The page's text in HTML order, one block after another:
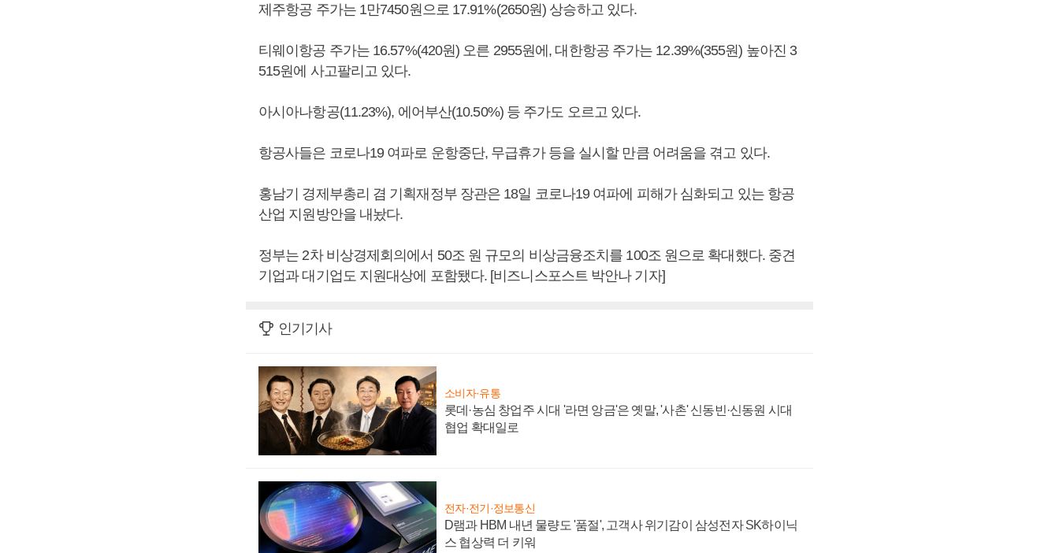
제주항공 주가는 1만7450원으로 17.91%(2650원) 상승하고 있다.
티웨이항공 주가는 16.57%(420원) 오른 2955원에, 대한항공 주가는 12.39%(355원) 높아진 3
515원에 사고팔리고 있다.
아시아나항공(11.23%), 에어부산(10.50%) 등 주가도 오르고 있다.
항공사들은 코로나19 여파로 운항중단, 무급휴가 등을 실시할 만큼 어려움을 겪고 있다.
홍남기 경제부총리 겸 기획재정부 장관은 18일 코로나19 여파에 피해가 심화되고 있는 항공
산업 지원방안을 내놨다.
정부는 2차 비상경제회의에서 50조 원 규모의 비상금융조치를 100조 원으로 확대했다. 중견
기업과 대기업도 지원대상에 포함됐다. [비즈니스포스트 박안나 기자]
인기기사
소비자·유통
롯데·농심 창업주 시대 '라면 앙금'은 옛말, '사촌' 신동빈·신동원 시대
협업 확대일로
전자·전기·정보통신
D램과 HBM 내년 물량도 '품절', 고객사 위기감이 삼성전자 SK하이닉
스 협상력 더 키워